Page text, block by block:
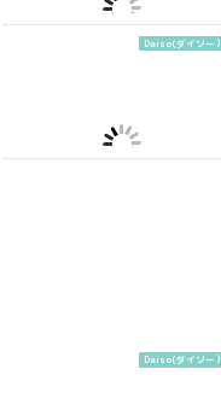
Daiso(ダイソー）
Daiso(ダイソー）